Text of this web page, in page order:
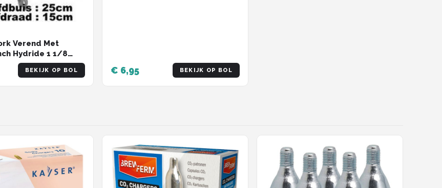
Verend Met
Hydride 1 1/8
BEKIJK OP BOL € 6,95 BEKIJK OP BOL